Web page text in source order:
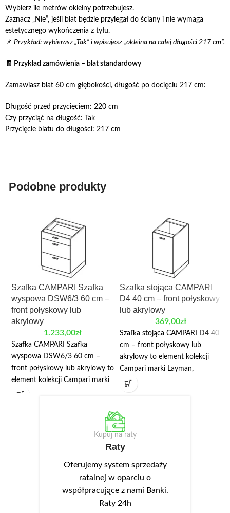
Wybierz ile metrów okleiny potrzebujesz.
Zaznacz „Nie”, jeśli blat będzie przylegał do ściany i nie wymaga
estetycznego wykończenia z tyłu.
📌 Przykład: wybierasz „Tak” i wpisujesz „okleina na całej długości 217 cm”.
🧾 Przykład zamówienia – blat standardowy
Zamawiasz blat 60 cm głębokości, długość po docięciu 217 cm:
Długość przed przycięciem: 220 cm
Czy przyciąć na długość: Tak
Przycięcie blatu do długości: 217 cm
Podobne produkty
Szafka CAMPARI Szafka
wyspowa DSW6/3 60 cm –
front połyskowy lub
akrylowy
1.233,00zł
Szafka CAMPARI Szafka
wyspowa DSW6/3 60 cm –
front połyskowy lub akrylowy to
element kolekcji Campari marki
Layman, przeznaczony do
82/87 cm. W danych produktu
front akrylowy. Szafka wyspowa
Szafka stojąca CAMPARI
D4 40 cm – front połyskowy
lub akrylowy
369,00zł
Szafka stojąca CAMPARI D4 40
cm – front połyskowy lub
akrylowy to element kolekcji
Campari marki Layman,
przeznaczony do modułowej
zabudowy kuchni. Najważniejsze
wysokość 82/87 cm. W danych
produktu wskazano: płyta
laminowana, front akrylowy.
Mała szafka dolna D4 jest
elementem kolekcji Campari.
Kupuj na raty
Raty
Oferujemy system sprzedaży
ratalnej w oparciu o
współpracujące z nami Banki.
Raty 24h